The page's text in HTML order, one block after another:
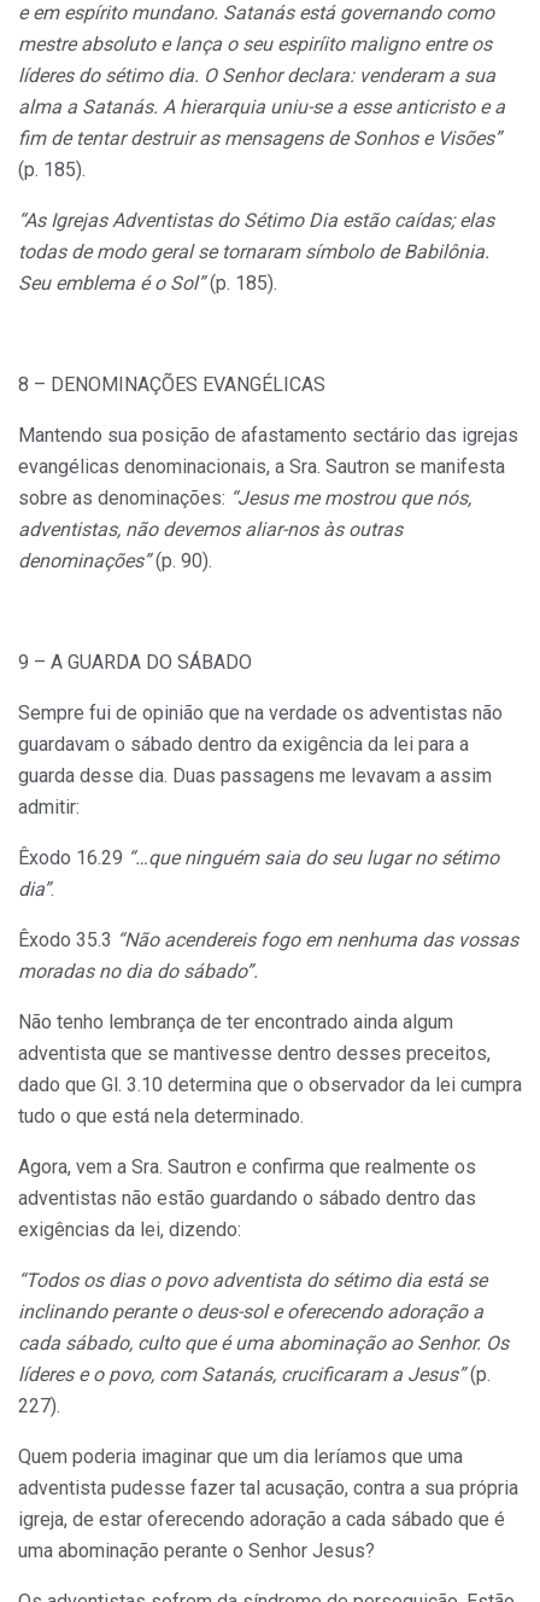
e em espírito mundano. Satanás está governando como
mestre absoluto e lança o seu espiríito maligno entre os
líderes do sétimo dia. O Senhor declara: venderam a sua
alma a Satanás. A hierarquia uniu-se a esse anticristo e a
fim de tentar destruir as mensagens de Sonhos e Visões”
(p. 185).
“As Igrejas Adventistas do Sétimo Dia estão caídas; elas
todas de modo geral se tornaram símbolo de Babilônia.
Seu emblema é o Sol”(p. 185).
8 – DENOMINAÇÕES EVANGÉLICAS
Mantendo sua posição de afastamento sectário das igrejas
evangélicas denominacionais, a Sra. Sautron se manifesta
sobre as denominações: “Jesus me mostrou que nós,
adventistas, não devemos aliar-nos às outras
denominações”(p. 90).
9 – A GUARDA DO SÁBADO
Sempre fui de opinião que na verdade os adventistas não
guardavam o sábado dentro da exigência da lei para a
guarda desse dia. Duas passagens me levavam a assim
admitir:
Êxodo 16.29 “…que ninguém saia do seu lugar no sétimo
dia”.
Êxodo 35.3 “Não acendereis fogo em nenhuma das vossas
moradas no dia do sábado”.
Não tenho lembrança de ter encontrado ainda algum
adventista que se mantivesse dentro desses preceitos,
dado que Gl. 3.10 determina que o observador da lei cumpra
tudo o que está nela determinado.
Agora, vem a Sra. Sautron e confirma que realmente os
adventistas não estão guardando o sábado dentro das
exigências da lei, dizendo:
“Todos os dias o povo adventista do sétimo dia está se
inclinando perante o deus-sol e oferecendo adoração a
cada sábado, culto que é uma abominação ao Senhor. Os
líderes e o povo, com Satanás, crucificaram a Jesus”(p.
227).
Quem poderia imaginar que um dia leríamos que uma
adventista pudesse fazer tal acusação, contra a sua própria
igreja, de estar oferecendo adoração a cada sábado que é
uma abominação perante o Senhor Jesus?